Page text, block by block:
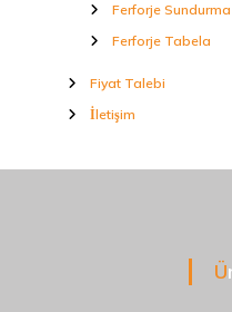
Ferforje Sundurma
Ferforje Tabela
Fiyat Talebi
İletişim